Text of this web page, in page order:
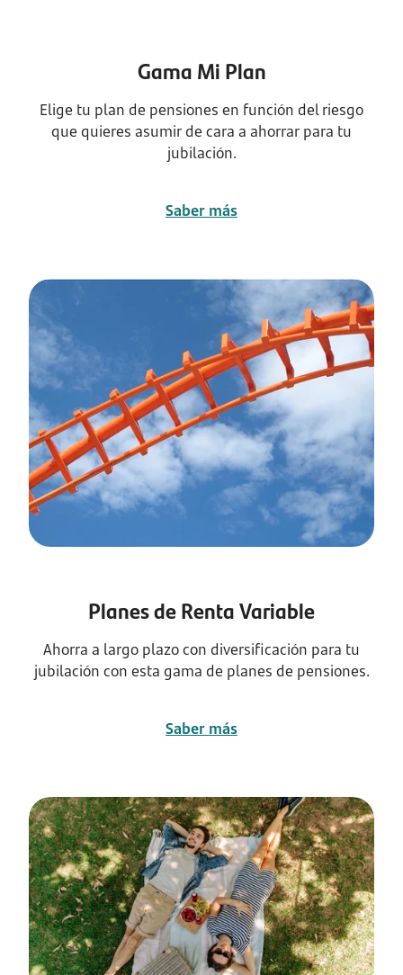
Gama Mi Plan
Elige tu plan de pensiones en función del riesgo
que quieres asumir de cara a ahorrar para tu
jubilación.
Saber más
Planes de Renta Variable
Ahorra a largo plazo con diversificación para tu
jubilación con esta gama de planes de pensiones.
Saber más